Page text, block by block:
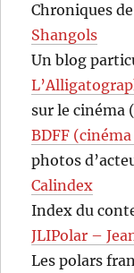
Chroniques
Shangols
Un blog
sur le cinéma
BDFF
photos
Calindex
Index du
JLIPolar –
Les polars